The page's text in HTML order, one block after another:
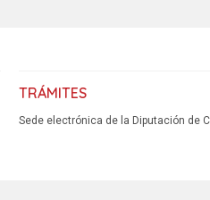
TRÁMITES
Sede electrónica de la Diputación de